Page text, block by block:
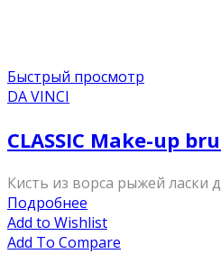
Быстрый просмотр
DA VINCI
CLASSIC Make-up
Кисть из ворса рыжей ласки
Подробнее
Add to Wishlist
Add To Compare